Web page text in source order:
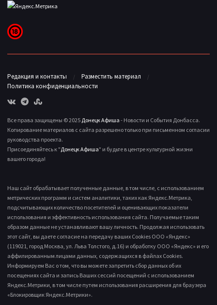
Редакция и контакты
Разместить материал
Политика конфиденциальности
Все права защищены © 2025 Донецк Афиша - Новости и События Донбасса.
Копирование материалов с сайта разрешено только при письменном согласии
руководства проекта.
Присоединяйтесь к "Донецк Афиша" и будьте в центре культурной жизни
вашего города!
Наш сайт обрабатывает полученные данные, в том числе, с использованием
метрических программ и систем аналитики, таких как Яндекс.Метрика,
подсчитывающих количество посетителей и оценивающих показатели
использования и эффективность использования сайта. Получаемые таким
образом данные не устанавливают вашу личность. Продолжая использовать
этот сайт, вы даете согласие на передачу ваших Cookies ООО «Яндекс»
(119021, город Москва, ул. Льва Толстого, д.16) и обработку ООО «Яндекс» и его
аффилированным лицами данных, содержащихся в файлах Cookies.
Информируем Вас о том, что вы можете запретить сбор данных об их
посещениях сайта и запись Ваших сессий посещений с использованием
Яндекс.Метрики, в том числе путем использования расширения для браузера
«Блокировщик Яндекс.Метрики».